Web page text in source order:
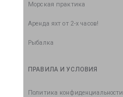
Морская практика
Аренда яхт от 2-х часов!
Рыбалка
ПРАВИЛА И УСЛОВИЯ
Политика конфиденциальности